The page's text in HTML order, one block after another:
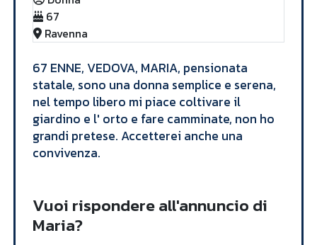
67
Ravenna
​67 ENNE, VEDOVA, MARIA, pensionata
statale, sono una donna semplice e serena,
nel tempo libero mi piace coltivare il
giardino e l' orto e fare camminate, non ho
grandi pretese. Accetterei anche una
convivenza.​
Vuoi rispondere all'annuncio di
Maria?